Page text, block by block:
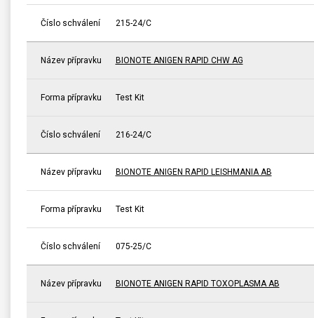
Číslo schválení 215-24/C
Název přípravku BIONOTE ANIGEN RAPID CHW AG
Forma přípravku Test Kit
Číslo schválení 216-24/C
Název přípravku BIONOTE ANIGEN RAPID LEISHMANIA AB
Forma přípravku Test Kit
Číslo schválení 075-25/C
Název přípravku BIONOTE ANIGEN RAPID TOXOPLASMA AB